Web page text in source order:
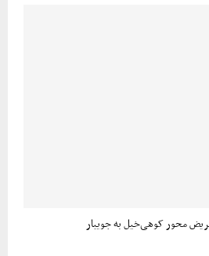
محور کوهی‌خیل به جویبار